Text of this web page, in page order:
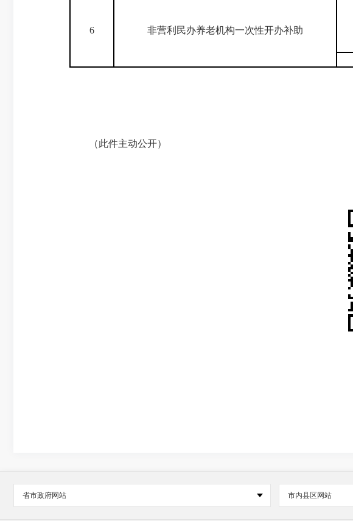
6 非营利民办养老机构一次性开办补助
（此件主动公开）
省市政府网站 市内县区网站